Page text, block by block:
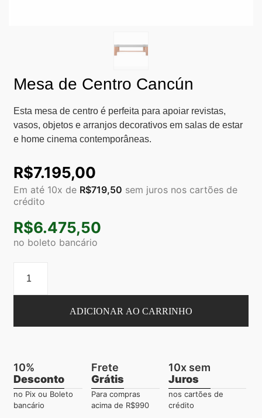
Mesa de Centro Cancún
Esta mesa de centro é perfeita para apoiar revistas,
vasos, objetos e arranjos decorativos em salas de estar
e home cinema contemporâneas.
R$7.195,00
Em até 10x de R$719,50 sem juros nos cartões de
crédito
R$6.475,50
no boleto bancário
ADICIONAR AO CARRINHO
10%
Desconto
no Pix ou Boleto
bancário
Frete
Grátis
Para compras
acima de R$990
10x sem
Juros
nos cartões de
crédito